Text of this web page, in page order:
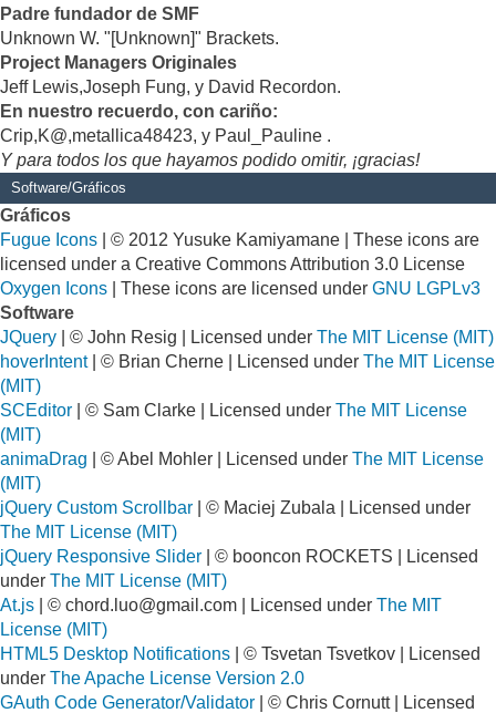
Padre fundador de SMF
Unknown W. "[Unknown]" Brackets.
Project Managers Originales
Jeff Lewis,Joseph Fung, y David Recordon.
En nuestro recuerdo, con cariño:
Crip,K@,metallica48423, y Paul_Pauline .
Y para todos los que hayamos podido omitir, ¡gracias!
Software/Gráficos
Gráficos
Fugue Icons | © 2012 Yusuke Kamiyamane | These icons are
licensed under a Creative Commons Attribution 3.0 License
Oxygen Icons | These icons are licensed under GNU LGPLv3
Software
JQuery | © John Resig | Licensed under The MIT License (MIT)
hoverIntent| © Brian Cherne | Licensed under The MIT License
(MIT)
SCEditor | © Sam Clarke | Licensed under The MIT License
(MIT)
animaDrag | © Abel Mohler | Licensed under The MIT License
(MIT)
jQuery Custom Scrollbar | © Maciej Zubala | Licensed under
The MIT License (MIT)
jQuery Responsive Slider | © booncon ROCKETS | Licensed
under The MIT License (MIT)
At.js | © chord.luo@gmail.com | Licensed under The MIT
License (MIT)
HTML5 Desktop Notifications | © Tsvetan Tsvetkov | Licensed
under The Apache License Version 2.0
GAuth Code Generator/Validator | © Chris Cornutt | Licensed